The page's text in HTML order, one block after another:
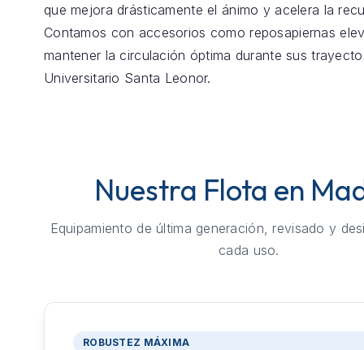
que mejora drásticamente el ánimo y acelera la
Contamos con accesorios como reposapiernas
mantener la circulación óptima durante sus
Universitario Santa Leonor.
Nuestra Flota en
Equipamiento de última generación, revisado y
cada uso.
ROBUSTEZ MÁXIMA